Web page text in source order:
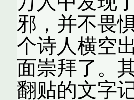
邪，并不畏
个诗人横空
面崇拜了。
翻贴的文字